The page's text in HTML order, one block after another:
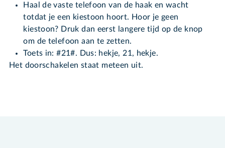
Haal de vaste telefoon van de haak en wacht
totdat je een kiestoon hoort. Hoor je geen
kiestoon? Druk dan eerst langere tijd op de knop
om de telefoon aan te zetten.
Toets in: #21#. Dus: hekje, 21, hekje.
Het doorschakelen staat meteen uit.